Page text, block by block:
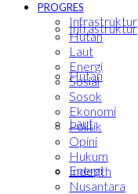
Infrastruktur
Hutan
Laut
Energi
PROGRES
Infrastruktur
Hutan
Laut
Energi
Sosial
Sosok
Ekonomi
Politik
Opini
Hukum
Indepth
Nusantara